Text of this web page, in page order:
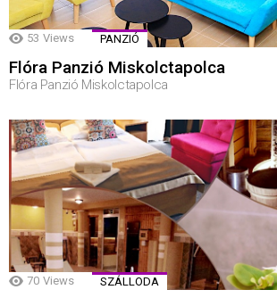
53 Views PANZIÓ
Flóra Panzió Miskolctapolca
Flóra Panzió Miskolctapolca
70 Views SZÁLLODA